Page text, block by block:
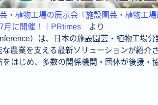
・植物工場の展示会『施設園芸・植物工場
月に開催！｜PRtimesより
）は、日本の施設園芸・植物工場
農業を支える最新ソリューションが紹介さ
はじめ、多数の関係機関・団体が後援・